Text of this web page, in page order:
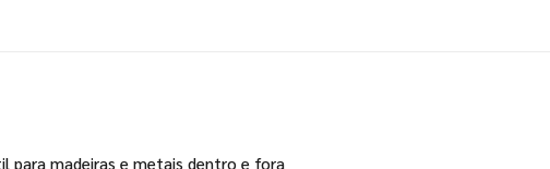
para madeiras e metais dentro e fora